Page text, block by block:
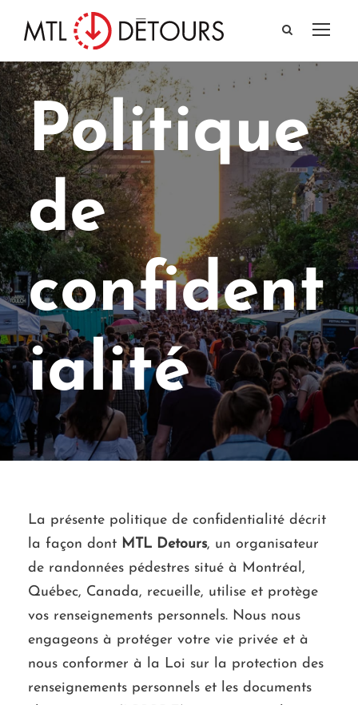
Politique
de
confident
ialité
La présente politique de confidentialité décrit
la façon dont MTL Detours, un organisateur
de randonnées pédestres situé à Montréal,
Québec, Canada, recueille, utilise et protège
vos renseignements personnels. Nous nous
engageons à protéger votre vie privée et à
nous conformer à la Loi sur la protection des
renseignements personnels et les documents